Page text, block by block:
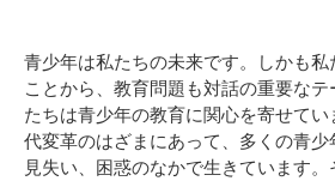
青少年は私たちの未来です。しかも私
ことから、教育問題も対話の重要な
たちは青少年の教育に関心を寄せて
代変革のはざまにあって、多くの青
見失い、困惑のなかで生きています